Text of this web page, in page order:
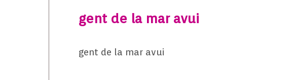
gent de la mar avui
gent de la mar avui